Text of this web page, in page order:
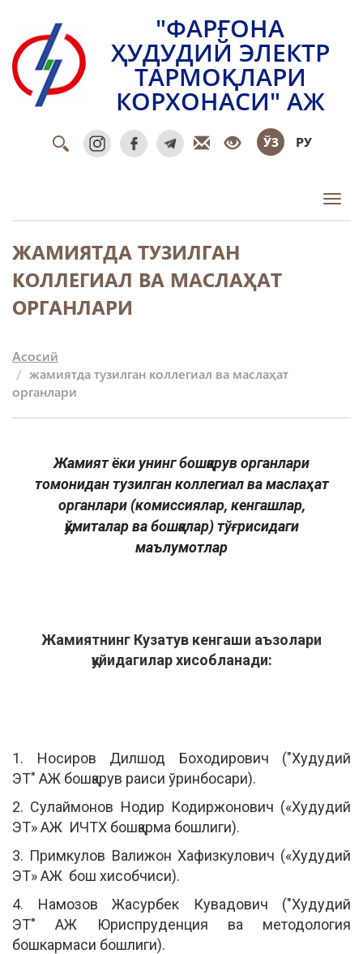
"ФАРҒОНА
ҲУДУДИЙ ЭЛЕКТР
ТАРМОҚЛАРИ
КОРХОНАСИ" АЖ
ЎЗ РУ
ЖАМИЯТДА ТУЗИЛГАН
КОЛЛЕГИАЛ ВА МАСЛАҲАТ
ОРГАНЛАРИ
Асосий
жамиятда тузилган коллегиал ва маслаҳат
органлари
Жамият ёки унинг бошқарув органлари
томонидан тузилган коллегиал ва маслаҳат
органлари (комиссиялар, кенгашлар,
қўмиталар ва бошқалар) тўғрисидаги
маълумотлар
Жамиятнинг Кузатув кенгаши аъзолари
қуйидагилар хисобланади:
1. Носиров Дилшод Боходирович ("Худудий
ЭТ" АЖ бошқарув раиси ўринбосари).
2. Сулаймонов Нодир Кодиржонович («Худудий
ЭТ» АЖ ИЧТХ бошқарма бошлиги).
3. Примкулов Валижон Хафизкулович («Худудий
ЭТ» АЖ бош хисобчиси).
4. Намозов Жасурбек Кувадович ("Худудий
ЭТ" АЖ Юриспруденция ва методология
бошкармаси бошлиги).